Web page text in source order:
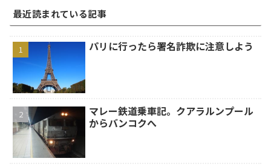
最近読まれている記事
パリに行ったら署名詐欺に注意しよう
マレー鉄道乗車記。クアラルンプール
からバンコクへ